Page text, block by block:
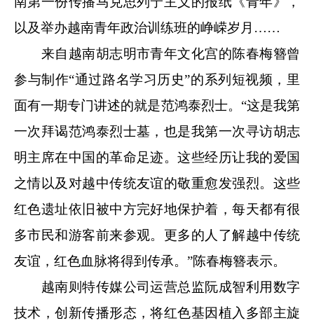
以及举办越南青年政治训练班的峥嵘岁月……
来自越南胡志明市青年文化宫的陈春梅簪曾
参与制作“通过路名学习历史”的系列短视频，里
面有一期专门讲述的就是范鸿泰烈士。“这是我第
一次拜谒范鸿泰烈士墓，也是我第一次寻访胡志
明主席在中国的革命足迹。这些经历让我的爱国
之情以及对越中传统友谊的敬重愈发强烈。这些
红色遗址依旧被中方完好地保护着，每天都有很
多市民和游客前来参观。更多的人了解越中传统
友谊，红色血脉将得到传承。”陈春梅簪表示。
越南则特传媒公司运营总监阮成智利用数字
技术，创新传播形态，将红色基因植入多部主旋